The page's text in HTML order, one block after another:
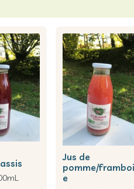
jus de
pomme/
e